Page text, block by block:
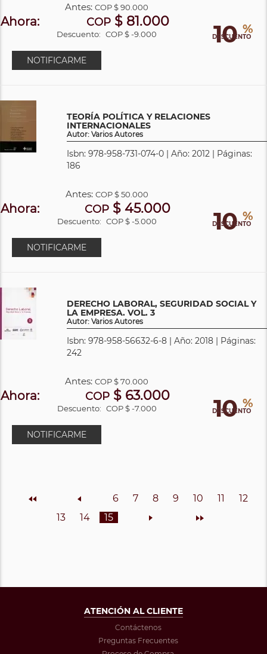
10 %
DESCUENTO
Antes:COP$ 90.000
Ahora: COP$ 81.000
Descuento: COP $ -9.000
NOTIFICARME
TEORÍA POLÍTICA Y RELACIONES
INTERNACIONALES
Autor: Varios Autores
Isbn: 978-958-731-074-0 | Año: 2012 | Páginas:
186
10 %
DESCUENTO
Antes: COP$ 50.000
Ahora: COP $ 45.000
Descuento: COP $ -5.000
NOTIFICARME
DERECHO LABORAL, SEGURIDAD SOCIAL Y
LA EMPRESA. VOL. 3
Autor: Varios Autores
Isbn: 978-958-56632-6-8 | Año: 2018 | Páginas:
242
10 %
DESCUENTO
Antes:COP$ 70.000
Ahora: COP $ 63.000
Descuento: COP $ -7.000
NOTIFICARME
Inicio Anterior 6 7 8 9 10 11
12
13
14 15 Siguiente Final
ATENCIÓN AL CLIENTE
Contáctenos
Preguntas Frecuentes